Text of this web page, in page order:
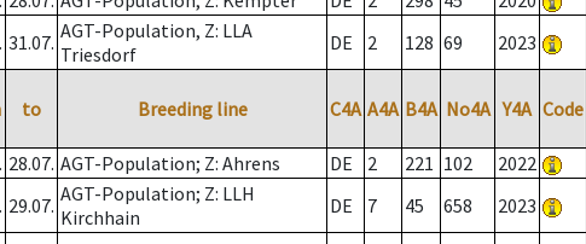
31.07. AGT-Population, Z: LLA
Triesdorf
DE 2 128 69 2023
to Breeding line C4A A4A B4A No4A Y4A Code
28.07. AGT-Population; Z: Ahrens DE 2 221 102 2022
29.07. AGT-Population; Z: LLH
Kirchhain
DE 7 45 658 2023